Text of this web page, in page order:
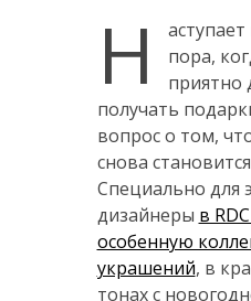
Н
пора,
приятно
получать
вопрос о том,
снова
Специально для
дизайнеры в
особенную
украшений, в
тонах с